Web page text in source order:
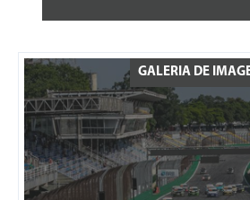
GALERIA DE